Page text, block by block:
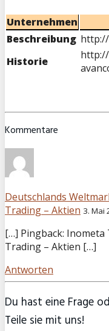
Unternehmen
Beschreibung
Historie
Kommentare
Deutschlands
Trading – Aktien 3. Mai
[…] Pingback: Inometa
Trading – Aktien […]
Antworten
Du hast eine Frage
Teile sie mit uns!